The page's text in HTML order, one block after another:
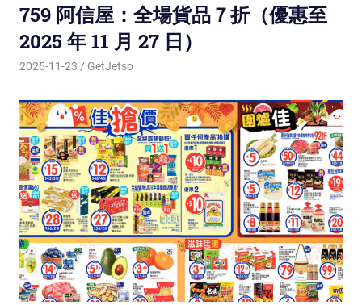
759 阿信屋：全場貨品７折（優惠至
2025 年 11 月 27 日）
2025-11-23 GetJetso